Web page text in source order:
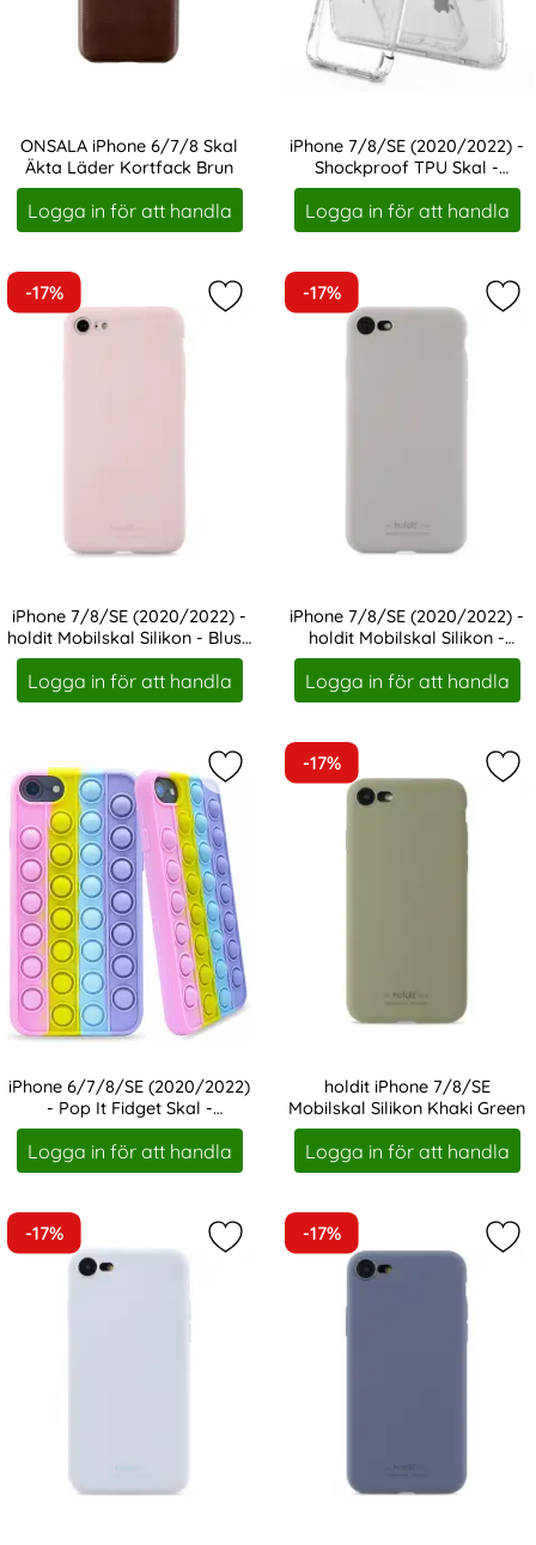
ONSALA iPhone 6/7/8 Skal
Äkta Läder Kortfack Brun
Art. nr 247449
Logga in för att handla
iPhone 7/8/SE (2020/2022) -
Shockproof TPU Skal -
Transparent
Art. nr 7757
Logga in för att handla
-17%
iPhone 7/8/SE (2020/2022) -
holdit Mobilskal Silikon - Blush
Pink
Art. nr 19070
Logga in för att handla
Markera iPhone 7/8/SE (2020/
-17%
iPhone 7/8/SE (2020/2022) -
holdit Mobilskal Silikon -
Taupe
Art. nr 19071
Logga in för att handla
iPhone 6/7/8/SE (2020/2022)
- Pop It Fidget Skal -
Multicolor
Art. nr 19350
Logga in för att handla
Markera iPhone 6/7/8/SE (2020/
-17%
holdit iPhone 7/8/SE
Mobilskal Silikon Khaki Green
Art. nr 203781
Logga in för att handla
-17%
Markera holdit iPhone 7/8/SE
-17%